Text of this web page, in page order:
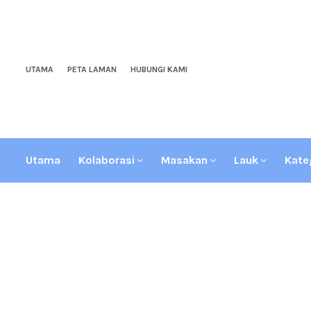
UTAMA PETA LAMAN HUBUNGI KAMI
Utama Kolaborasi Masakan Lauk